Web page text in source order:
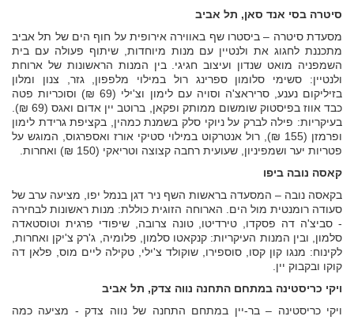
סיטרה בסי אנד סאן, תל אביב
מסעדת סיטרה – ביסטרו שף באווירה אירופית על חוף הים של תל אביב
מתכננת לחגוג את ולנטיין עם מנות מיוחדות, שיתוף פעולה עם בית
השמפניה מואט שנדון ועיצוב חגיגי. בין המנות הראשונות של ארוחת
ולנטיין: סשימי סלומון ספרינג רול במילוי מלפפון, גזר, צנון ומלון
בזיליקום נענע, סריראצ'ה וסויה עם לימון וצ'ילי (69 ₪) וסוכריות פטה
כבד אווז בפיסטוק שומשום ממותק ופקאן, ברוטב יין אדום ואגס (69 ₪).
בעיקריות: פילה לברק על ניוקי סלק בשמנת כמהין, בקציפת גרידת לימון
ופרמזן (155 ₪), רול אנטרקוט במילוי סטיקי אורז ואספרגוס, המוגש על
פטריות יער ושמפיניון, שעועית רחבה קצוצה וטריאקי (150 ₪) ואחרות.
קאסה נובה ביפו
בקאסה נובה – המסעדה בראשות השף ניר דגן בנמל יפו, מציעה ערב של
סעודה רומנטית מול הים. הארוחה הזוגית כוללת: מנות ראשונות לבחירה
- סביצ'ה דה פסקדו, טירדיטו, טונה צרובה, שיפודי פרגית וטוסטאדה
סלמון, ובין המנות העיקריות: קנקאטו סלמון, פלומיה, ג'רק צ'יקן ואחרות,
לקינוח: מנגו קון קסו, סוספירו, שוקולד צ'ילי, טקילה ליים מוס, פלאן דה
קוקו ובקבוק יין.
ויקי כריסטינה במתחם התחנה נווה צדק, תל אביב
ויקי כריסטינה – בר-יין במתחם התחנה של נווה צדק - מציעה כמה